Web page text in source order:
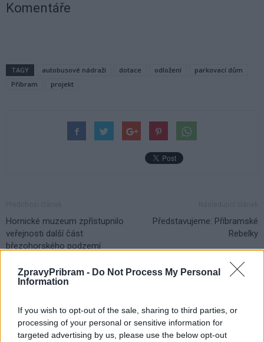
ZpravyPribram - Do Not Process My Personal
Information
If you wish to opt-out of the sale, sharing to third parties, or
processing of your personal or sensitive information for
targeted advertising by us, please use the below opt-out
Komentáře
TAGY autobusové nádraží dotace odložení
parkovací dům
Příbram
projekt
Hornické muzeum zpřístupnilo
veřejnosti další část
březohorského podzemí
Představujeme: Příbramské
Rebelky
SOUVISEJÍCÍ ČLÁNKY
Většina koupališť na Příbramsku nabízí